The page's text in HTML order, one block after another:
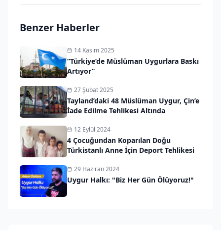
Benzer Haberler
14 Kasım 2025
“Türkiye’de Müslüman Uygurlara Baskı
Artıyor”
27 Şubat 2025
Tayland’daki 48 Müslüman Uygur, Çin’e
İade Edilme Tehlikesi Altında
12 Eylül 2024
4 Çocuğundan Koparılan Doğu
Türkistanlı Anne İçin Deport Tehlikesi
29 Haziran 2024
Uygur Halkı: "Biz Her Gün Ölüyoruz!"